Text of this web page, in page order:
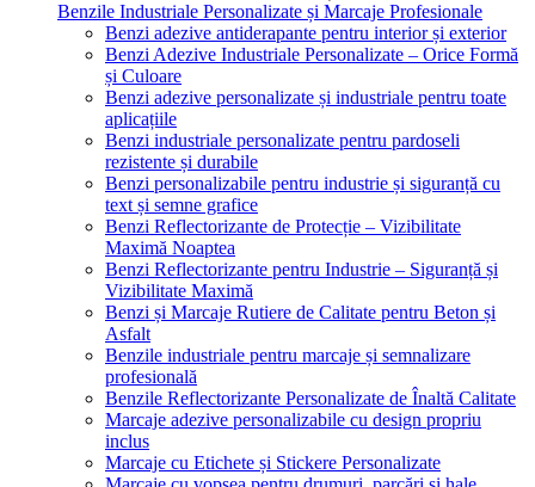
Benzile Industriale Personalizate și Marcaje Profesionale
Benzi adezive antiderapante pentru interior și exterior
Benzi Adezive Industriale Personalizate – Orice Formă
și Culoare
Benzi adezive personalizate și industriale pentru toate
aplicațiile
Benzi industriale personalizate pentru pardoseli
rezistente și durabile
Benzi personalizabile pentru industrie și siguranță cu
text și semne grafice
Benzi Reflectorizante de Protecție – Vizibilitate
Maximă Noaptea
Benzi Reflectorizante pentru Industrie – Siguranță și
Vizibilitate Maximă
Benzi și Marcaje Rutiere de Calitate pentru Beton și
Asfalt
Benzile industriale pentru marcaje și semnalizare
profesională
Benzile Reflectorizante Personalizate de Înaltă Calitate
Marcaje adezive personalizabile cu design propriu
inclus
Marcaje cu Etichete și Stickere Personalizate